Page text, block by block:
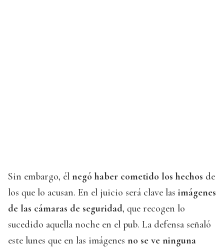
Sin embargo, él negó haber cometido los hechos de
los que lo acusan. En el juicio será clave las imágenes
de las cámaras de seguridad, que recogen lo
sucedido aquella noche en el pub. La defensa señaló
este lunes que en las imágenes no se ve ninguna